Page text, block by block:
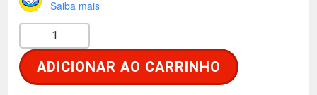
n
l
é
R
Saiba mais
i
d
ADICIONAR AO CARRINHO